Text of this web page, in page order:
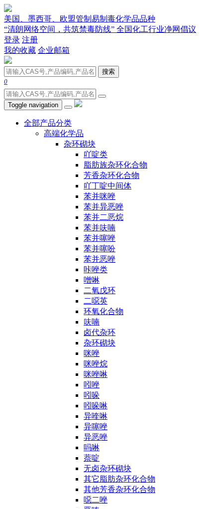
美国、墨西哥、欧盟管制易制毒化学品品种
“清朗网络空间，共筑禁毒防线” 全国化工行业净网倡议
登录 注册
我的收藏 企业邮箱
搜索
0
Toggle navigation
全部产品分类
高端化学品
杂环砌块
吖啶类
脂肪族杂环化合物
芳香杂环化合物
吖丁啶中间体
苯并咪唑
苯并异恶唑
苯并二恶烷
苯并呋喃
苯并噻唑
苯并噻吩
苯并恶唑
咔唑类
噌啉
二氧戊环
二噁英
环氧化合物
呋喃
卤代杂环
杂环砌块
咪唑
咪唑烷
咪唑啉
吲唑
吲哚
吲哚啉
异喹啉
异噻唑
异恶唑
吗啉
萘啶
无卤杂环砌块
其它脂肪杂环化合物
其他芳香杂环化合物
噁二唑